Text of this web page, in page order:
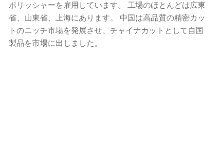
ポリッシャーを雇用しています。 工場のほとんどは広東
省、山東省、上海にあります。 中国は高品質の精密カッ
トのニッチ市場を発展させ、チャイナカットとして自国
製品を市場に出しました。